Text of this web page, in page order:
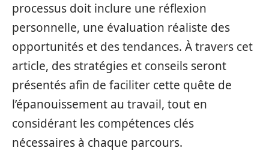
processus doit inclure une réflexion
personnelle, une évaluation réaliste des
opportunités et des tendances. À travers cet
article, des stratégies et conseils seront
présentés afin de faciliter cette quête de
l’épanouissement au travail, tout en
considérant les compétences clés
nécessaires à chaque parcours.